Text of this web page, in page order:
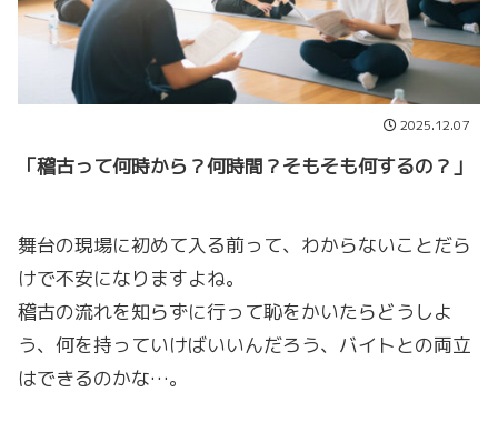
2025.12.07
「稽古って何時から？何時間？そもそも何するの？」
舞台の現場に初めて入る前って、わからないことだら
けで不安になりますよね。
稽古の流れを知らずに行って恥をかいたらどうしよ
う、何を持っていけばいいんだろう、バイトとの両立
はできるのかな…。